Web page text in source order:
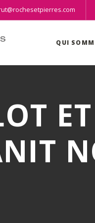
QUI